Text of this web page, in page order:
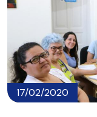
17/02/2020